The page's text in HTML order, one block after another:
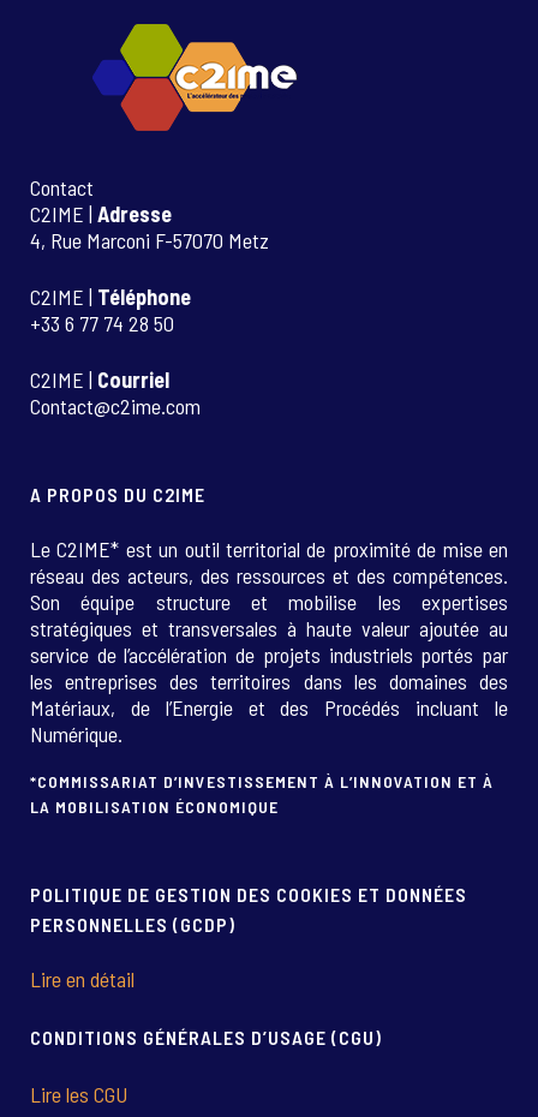
Contact
C2IME | Adresse
4, Rue Marconi F-57070 Metz
C2IME | Téléphone
+33 6 77 74 28 50
C2IME | Courriel
Contact@c2ime.com
A PROPOS DU C2IME
Le C2IME* est un outil territorial de proximité de mise en
réseau des acteurs, des ressources et des compétences.
Son équipe structure et mobilise les expertises
stratégiques et transversales à haute valeur ajoutée au
service de l’accélération de projets industriels portés par
les entreprises des territoires dans les domaines des
Matériaux, de l’Energie et des Procédés incluant le
Numérique.
*COMMISSARIAT D’INVESTISSEMENT À L’INNOVATION ET À
LA MOBILISATION ÉCONOMIQUE
POLITIQUE DE GESTION DES COOKIES ET DONNÉES
PERSONNELLES (GCDP)
Lire en détail
CONDITIONS GÉNÉRALES D’USAGE (CGU)
Lire les CGU